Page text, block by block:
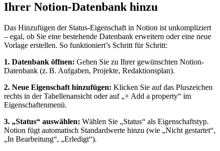
Ihrer Notion-Datenbank hinzu
Das Hinzufügen der Status-Eigenschaft in Notion ist unkompliziert
– egal, ob Sie eine bestehende Datenbank erweitern oder eine neue
Vorlage erstellen. So funktioniert’s Schritt für Schritt:
1. Datenbank öffnen: Gehen Sie zu Ihrer gewünschten Notion-
Datenbank (z. B. Aufgaben, Projekte, Redaktionsplan).
2. Neue Eigenschaft hinzufügen: Klicken Sie auf das Pluszeichen
rechts in der Tabellenansicht oder auf „+ Add a property“ im
Eigenschaftenmenü.
3. „Status“ auswählen: Wählen Sie „Status“ als Eigenschaftstyp.
Notion fügt automatisch Standardwerte hinzu (wie „Nicht gestartet“,
„In Bearbeitung“, „Erledigt“).